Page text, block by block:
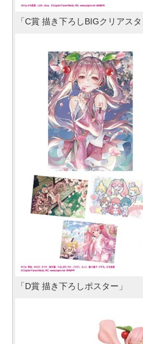
「C賞 描き下ろしBIGクリアスタ
「D賞 描き下ろしポスター」